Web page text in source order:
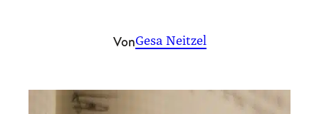
VonGesa Neitzel